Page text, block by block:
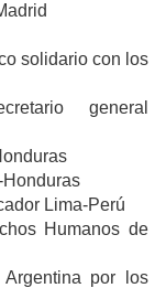
solidario con los
general
Lima-Perú
Humanos de
por los